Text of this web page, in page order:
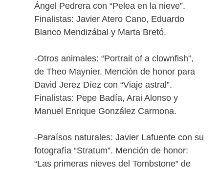
Ángel Pedrera con “Pelea en la nieve”.
Finalistas: Javier Atero Cano, Eduardo
Blanco Mendizábal y Marta Bretó.
-Otros animales: “Portrait of a clownfish”,
de Theo Maynier. Mención de honor para
David Jerez Díez con “Viaje astral”.
Finalistas: Pepe Badía, Arai Alonso y
Manuel Enrique González Carmona.
-Paraísos naturales: Javier Lafuente con su
fotografía “Stratum”. Mención de honor:
“Las primeras nieves del Tombstone” de